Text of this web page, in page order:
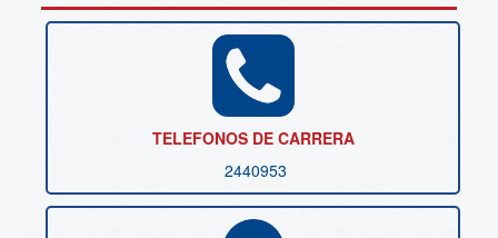
TELEFONOS DE CARRERA
2440953